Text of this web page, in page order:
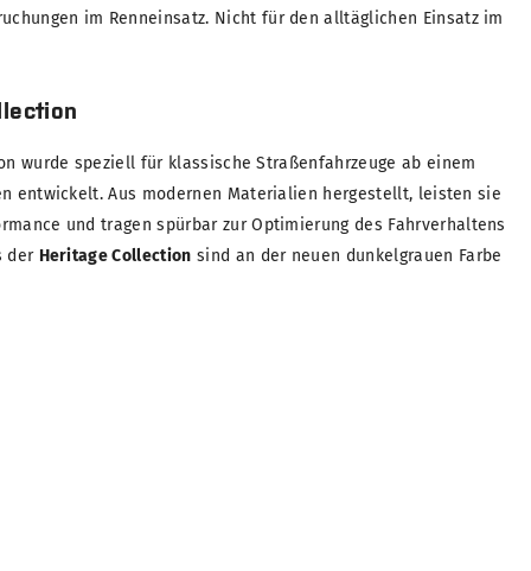
im Renneinsatz. Nicht für den alltäglichen Einsatz im
wurde speziell für klassische Straßenfahrzeuge ab einem
entwickelt. Aus modernen Materialien hergestellt, leisten sie
und tragen spürbar zur Optimierung des Fahrverhaltens
der Heritage Collection sind an der neuen dunkelgrauen Farbe